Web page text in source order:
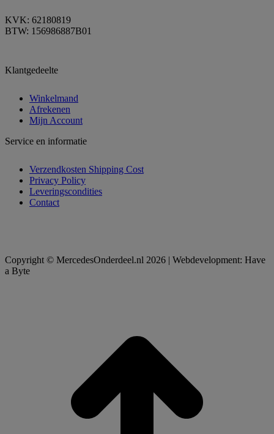
KVK: 62180819
BTW: 156986887B01
Klantgedeelte
Winkelmand
Afrekenen
Mijn Account
Service en informatie
Verzendkosten Shipping Cost
Privacy Policy
Leveringscondities
Contact
Copyright © MercedesOnderdeel.nl 2026 | Webdevelopment: Have
a Byte